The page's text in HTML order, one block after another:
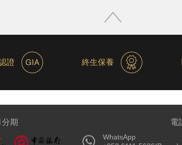
證 終生保養
電
WhatsApp
期